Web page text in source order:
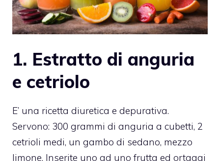
1. Estratto di anguria
e cetriolo
E’ una ricetta diuretica e depurativa.
Servono: 300 grammi di anguria a cubetti, 2
cetrioli medi, un gambo di sedano, mezzo
limone. Inserite uno ad uno frutta ed ortaggi